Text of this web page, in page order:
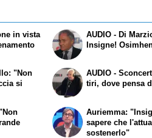
in vista
"Non
si
AUDIO - Di
Insigne!
AUDIO -
tiri, dove pensa
Auriemma:
sapere che
sostenerlo"